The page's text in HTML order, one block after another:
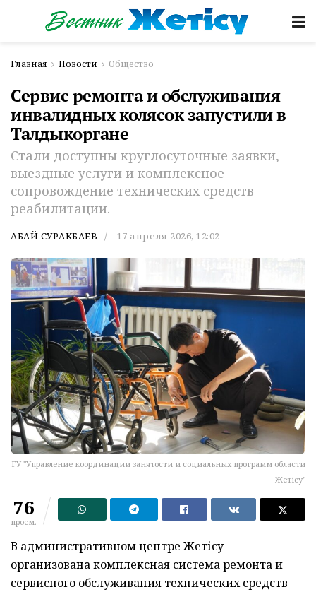
Главная Новости Общество
Сервис ремонта и обслуживания
инвалидных колясок запустили в
Талдыкоргане
Стали доступны круглосуточные заявки,
выездные услуги и комплексное
сопровождение технических средств
реабилитации.
АБАЙ СУРАКБАЕВ 17 апреля 2026, 12:02
ГУ "Управление координации занятости и социальных программ области
Жетісу"
76
просм.
В административном центре Жетісу
организована комплексная система ремонта и
сервисного обслуживания технических средств